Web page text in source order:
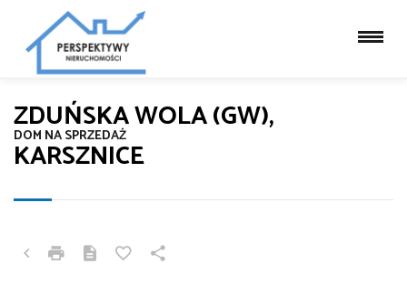
ZDUŃSKA WOLA (GW),
KARSZNICE
DOM NA SPRZEDAŻ